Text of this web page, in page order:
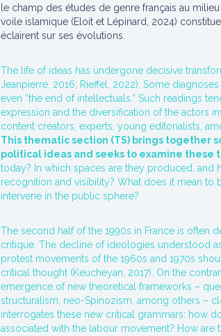
le champ des études de genre français au
voile islamique (Eloit et Lépinard, 2024)
éclairent sur ses évolutions.
The life of ideas has undergone decisive
Jeanpierre, 2016; Rieffel, 2022). Some
even “the end of intellectuals.” Such readings
expression and the diversification of the actors
content creators, experts, young editorialists,
This thematic section (TS) brings together
political ideas and seeks to examine these
today? In which spaces are they produced,
recognition and visibility? What does it mean to
intervene in the public sphere?
The second half of the 1990s in France is often
critique. The decline of ideologies understood
protest movements of the 1960s and 1970s
critical thought (Keucheyan, 2017). On the
emergence of new theoretical frameworks –
structuralism, neo-Spinozism, among others –
interrogates these new critical grammars: how
associated with the labour movement? How